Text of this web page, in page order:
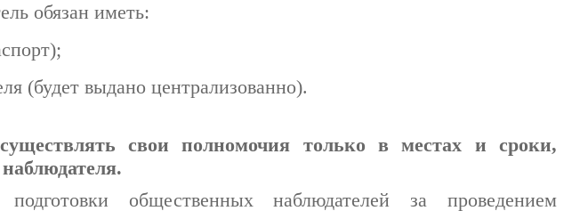
обязан иметь:
(будет выдано централизованно).
свои полномочия только в местах и сроки,
общественных наблюдателей за проведением